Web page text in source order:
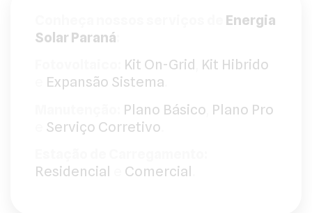
Energia
Solar Paraná
Kit On-Grid Kit Hibrido
Expansão Sistema
Plano Básico Plano Pro
Serviço Corretivo
Residencial
Comercial